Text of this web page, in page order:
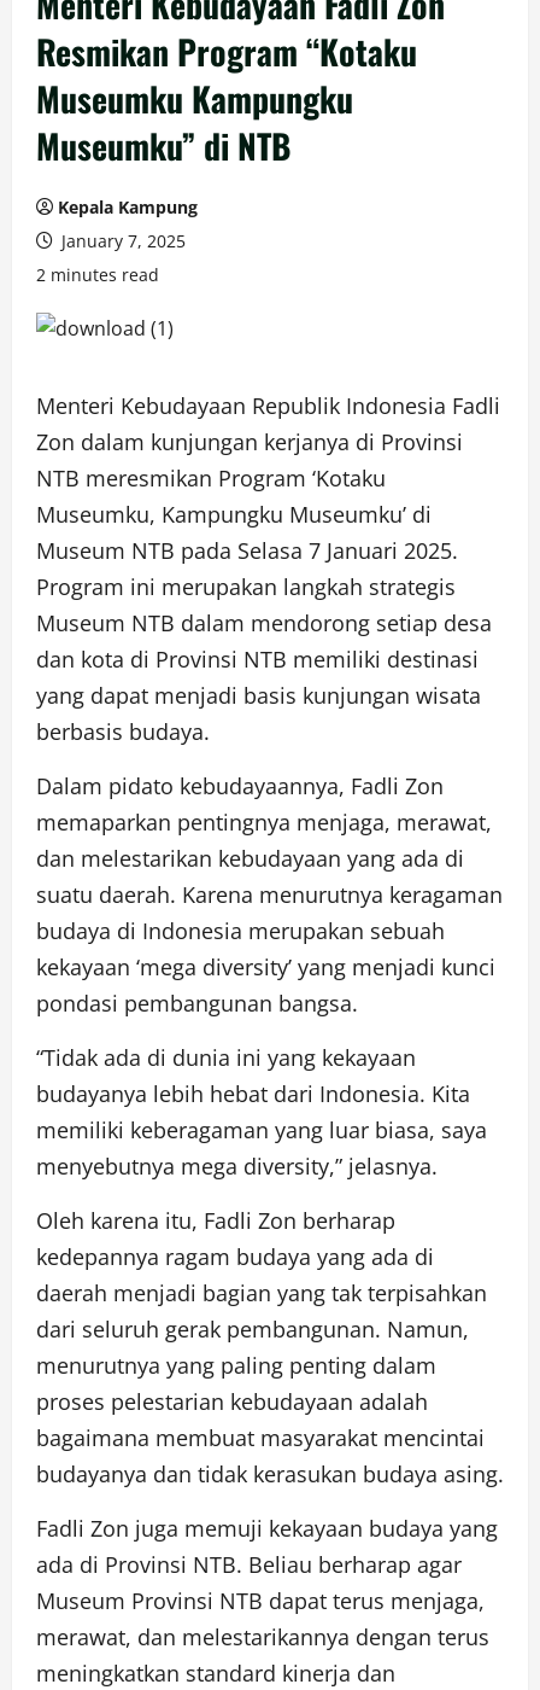
Resmikan Program “Kotaku
Museumku Kampungku
Museumku” di NTB
Kepala Kampung
January 7, 2025
2 minutes read
Menteri Kebudayaan Republik Indonesia Fadli
Zon dalam kunjungan kerjanya di Provinsi
NTB meresmikan Program ‘Kotaku
Museumku, Kampungku Museumku’ di
Museum NTB pada Selasa 7 Januari 2025.
Program ini merupakan langkah strategis
Museum NTB dalam mendorong setiap desa
dan kota di Provinsi NTB memiliki destinasi
yang dapat menjadi basis kunjungan wisata
berbasis budaya.
Dalam pidato kebudayaannya, Fadli Zon
memaparkan pentingnya menjaga, merawat,
dan melestarikan kebudayaan yang ada di
suatu daerah. Karena menurutnya keragaman
budaya di Indonesia merupakan sebuah
kekayaan ‘mega diversity’ yang menjadi kunci
pondasi pembangunan bangsa.
“Tidak ada di dunia ini yang kekayaan
budayanya lebih hebat dari Indonesia. Kita
memiliki keberagaman yang luar biasa, saya
menyebutnya mega diversity,” jelasnya.
Oleh karena itu, Fadli Zon berharap
kedepannya ragam budaya yang ada di
daerah menjadi bagian yang tak terpisahkan
dari seluruh gerak pembangunan. Namun,
menurutnya yang paling penting dalam
proses pelestarian kebudayaan adalah
bagaimana membuat masyarakat mencintai
budayanya dan tidak kerasukan budaya asing.
Fadli Zon juga memuji kekayaan budaya yang
ada di Provinsi NTB. Beliau berharap agar
Museum Provinsi NTB dapat terus menjaga,
merawat, dan melestarikannya dengan terus
meningkatkan standard kinerja dan